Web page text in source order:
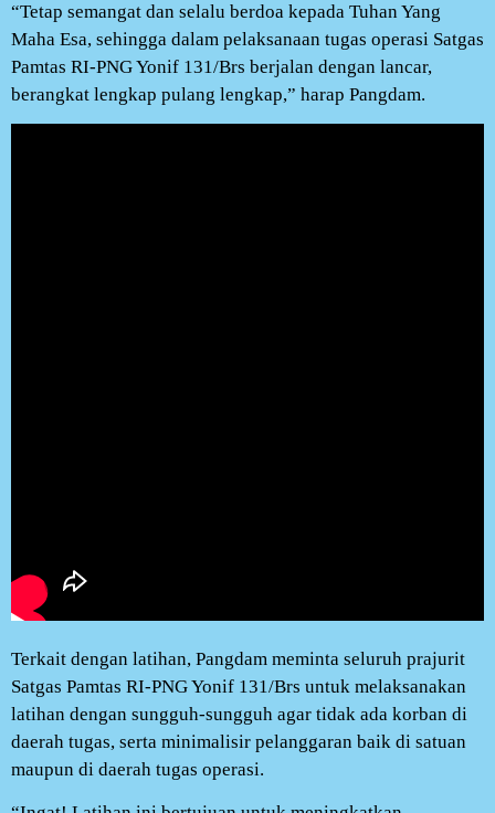
“Tetap semangat dan selalu berdoa kepada Tuhan Yang
Maha Esa, sehingga dalam pelaksanaan tugas operasi Satgas
Pamtas RI-PNG Yonif 131/Brs berjalan dengan lancar,
berangkat lengkap pulang lengkap,” harap Pangdam.
Terkait dengan latihan, Pangdam meminta seluruh prajurit
Satgas Pamtas RI-PNG Yonif 131/Brs untuk melaksanakan
latihan dengan sungguh-sungguh agar tidak ada korban di
daerah tugas, serta minimalisir pelanggaran baik di satuan
maupun di daerah tugas operasi.